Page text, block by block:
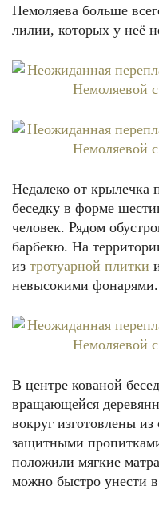
Немоляева больше
лилии, которых у неё
Недалеко от
беседку в форме
человек. Рядом
барбекю. На
из тротуарной плитки
невысокими фонарями.
В центре кованой
вращающейся
вокруг изготовлены
защитными
положили мягкие
можно быстро унести